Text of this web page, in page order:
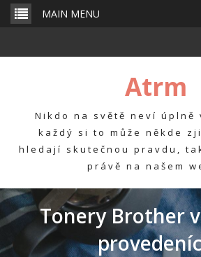
Skip
MAIN MENU
Atrm
Nikdo na světě neví úplně
každý si to může někde
hledají skutečnou pravdu,
právě na našem
Tonery Brother